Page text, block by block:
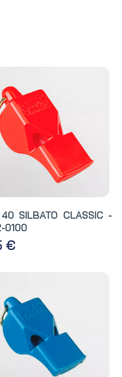
SILBATO CLASSIC -
0100
€